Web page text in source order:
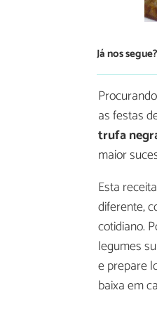
Já nos segue?
as festas
trufa
maior
Esta
diferente,
cotidiano.
legumes
e prepare
baixa em